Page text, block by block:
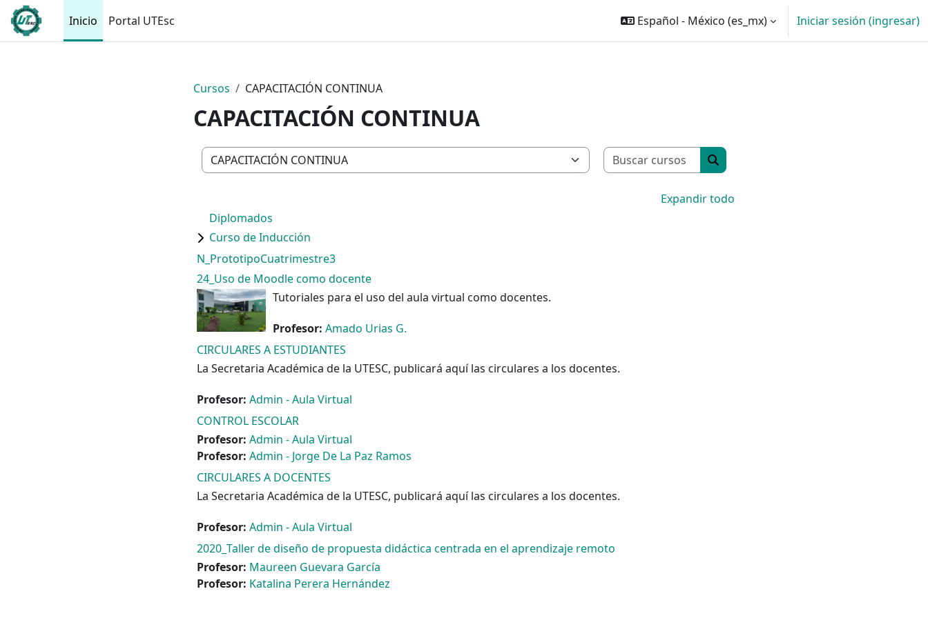
Saltar al contenido principal
Inicio
Portal UTEsc Español - México ‎(es_mx)‎ Iniciar sesión (ingresar)
Cursos CAPACITACIÓN CONTINUA
CAPACITACIÓN CONTINUA
Categorías
Buscar cursos
Buscar cursos
Expandir todo
Diplomados
Curso de Inducción
N_PrototipoCuatrimestre3
24_Uso de Moodle como docente
Tutoriales para el uso del aula virtual como docentes.
Profesor: Amado Urias G.
CIRCULARES A ESTUDIANTES
La Secretaria Académica de la UTESC, publicará aquí las circulares a los docentes.
Profesor: Admin - Aula Virtual
CONTROL ESCOLAR
Profesor: Admin - Aula Virtual
Profesor: Admin - Jorge De La Paz Ramos
CIRCULARES A DOCENTES
La Secretaria Académica de la UTESC, publicará aquí las circulares a los docentes.
Profesor: Admin - Aula Virtual
2020_Taller de diseño de propuesta didáctica centrada en el aprendizaje remoto
Profesor: Maureen Guevara García
Profesor: Katalina Perera Hernández